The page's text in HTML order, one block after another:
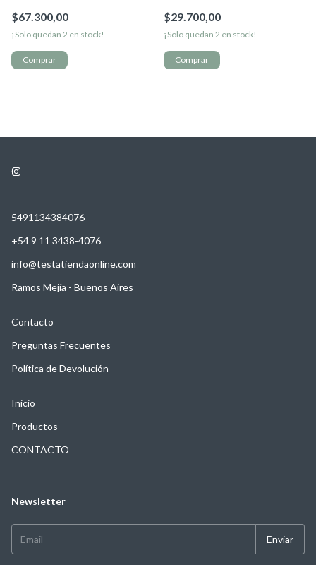
$67.300,00
¡Solo quedan 2 en stock!
$29.700,00
¡Solo quedan 2 en stock!
5491134384076
+54 9 11 3438-4076
info@testatiendaonline.com
Ramos Mejía - Buenos Aires
Contacto
Preguntas Frecuentes
Política de Devolución
Inicio
Productos
CONTACTO
Newsletter